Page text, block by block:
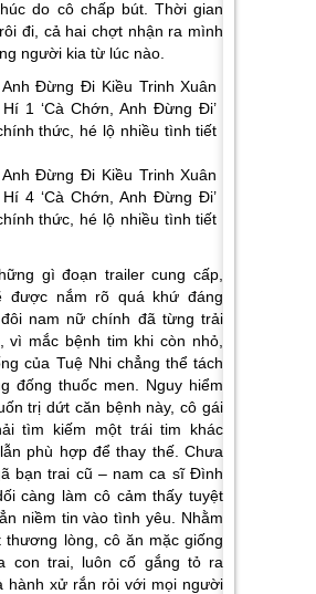
do cô chấp bút. Thời gian
đi, cả hai chợt nhận ra mình
người kia từ lúc nào.
gì đoạn trailer cung cấp,
được nắm rõ quá khứ đáng
nam nữ chính đã từng trải
vì mắc bệnh tim khi còn nhỏ,
của Tuệ Nhi chẳng thể tách
đống thuốc men. Nguy hiểm
trị dứt căn bệnh này, cô gái
tìm kiếm một trái tim khác
phù hợp để thay thế. Chưa
bạn trai cũ – nam ca sĩ Đình
càng làm cô cảm thấy tuyệt
niềm tin vào tình yêu. Nhằm
thương lòng, cô ăn mặc giống
con trai, luôn cố gắng tỏ ra
hành xử rắn rỏi với mọi người